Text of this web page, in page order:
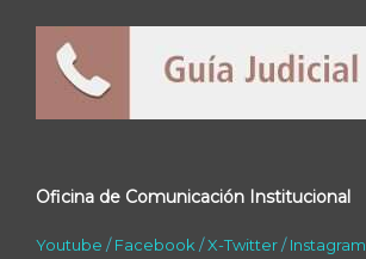
Oficina de Comunicación Institucional
Youtube /Facebook /X-Twitter/Instagram